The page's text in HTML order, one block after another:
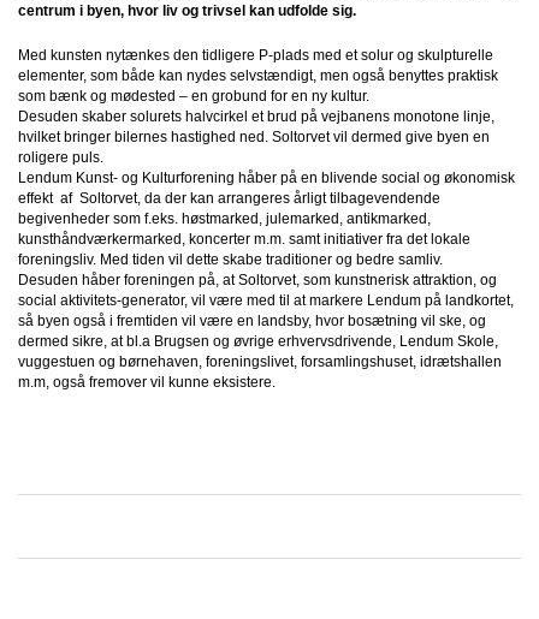
centrum i byen, hvor liv og trivsel kan udfolde sig.
Med kunsten nytænkes den tidligere P-plads med et solur og skulpturelle
elementer, som både kan nydes selvstændigt, men også benyttes praktisk
som bænk og mødested – en grobund for en ny kultur.
Desuden skaber solurets halvcirkel et brud på vejbanens monotone linje,
hvilket bringer bilernes hastighed ned. Soltorvet vil dermed give byen en
roligere puls.
Lendum Kunst- og Kulturforening håber på en blivende social og økonomisk
effekt af Soltorvet, da der kan arrangeres årligt tilbagevendende
begivenheder som f.eks. høstmarked, julemarked, antikmarked,
kunsthåndværkermarked, koncerter m.m. samt initiativer fra det lokale
foreningsliv. Med tiden vil dette skabe traditioner og bedre samliv.
Desuden håber foreningen på, at Soltorvet, som kunstnerisk attraktion, og
social aktivitets-generator, vil være med til at markere Lendum på landkortet,
så byen også i fremtiden vil være en landsby, hvor bosætning vil ske, og
dermed sikre, at bl.a Brugsen og øvrige erhvervsdrivende, Lendum Skole,
vuggestuen og børnehaven, foreningslivet, forsamlingshuset, idrætshallen
m.m, også fremover vil kunne eksistere.